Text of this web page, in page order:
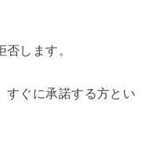
します。
すぐに承諾する方とい